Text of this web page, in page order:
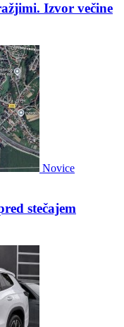
Izvor večine
Novice
stečajem